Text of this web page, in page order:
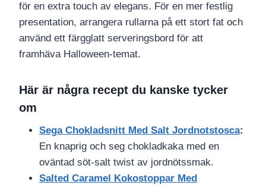
för en extra touch av elegans. För en mer festlig
presentation, arrangera rullarna på ett stort fat och
använd ett färgglatt serveringsbord för att
framhäva Halloween-temat.
Här är några recept du kanske tycker
om
Sega Chokladsnitt Med Salt Jordnotstosca:
En knaprig och seg chokladkaka med en
oväntad söt-salt twist av jordnötssmak.
Salted Caramel Kokostoppar Med